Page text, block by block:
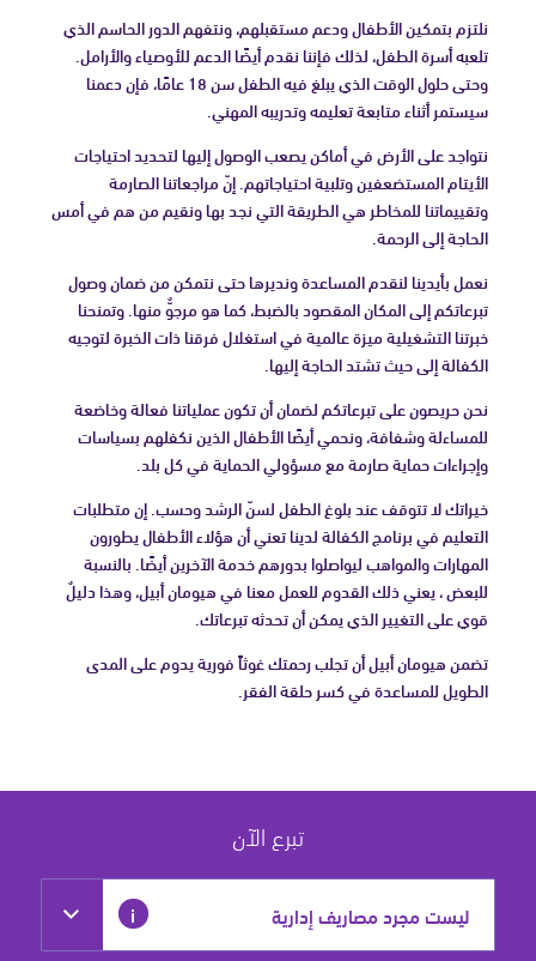
نلتزم بتمكين الأطفال ودعم مستقبلهم، ونتفهم الدور الحاسم الذي
تلعبه أسرة الطفل، لذلك فإننا نقدم أيضًا الدعم للأوصياء والأرامل.
وحتى حلول الوقت الذي يبلغ فيه الطفل سن 18 عامًا، فإن دعمنا
سيستمر أثناء متابعة تعليمه وتدريبه المهني.
نتواجد على الأرض في أماكن يصعب الوصول إليها لتحديد احتياجات
الأيتام المستضعفين وتلبية احتياجاتهم. إنّ مراجعاتنا الصارمة
وتقييماتنا للمخاطر هي الطريقة التي نجد بها ونقيم من هم في أمس
الحاجة إلى الرحمة.
نعمل بأيدينا لنقدم المساعدة ونديرها حتى نتمكن من ضمان وصول
تبرعاتكم إلى المكان المقصود بالضبط، كما هو مرجوٌّ منها. وتمنحنا
خبرتنا التشغيلية ميزة عالمية في استغلال فرقنا ذات الخبرة لتوجيه
الكفالة إلى حيث تشتد الحاجة إليها.
نحن حريصون على تبرعاتكم لضمان أن تكون عملياتنا فعالة وخاضعة
للمساءلة وشفافة، ونحمي أيضًا الأطفال الذين نكفلهم بسياسات
وإجراءات حماية صارمة مع مسؤولي الحماية في كل بلد.
خيراتك لا تتوقف عند بلوغ الطفل لسنّ الرشد وحسب. إن متطلبات
التعليم في برنامج الكفالة لدينا تعني أن هؤلاء الأطفال يطورون
المهارات والمواهب ليواصلوا بدورهم خدمة الآخرين أيضًا. بالنسبة
للبعض ، يعني ذلك القدوم للعمل معنا في هيومان أبيل، وهذا دليلٌ
قوي على التغيير الذي يمكن أن تحدثه تبرعاتك.
تضمن هيومان أبيل أن تجلب رحمتك غوثاً فورية يدوم على المدى
الطويل للمساعدة في كسر حلقة الفقر.
تبرع الآن
مزيد
من
i